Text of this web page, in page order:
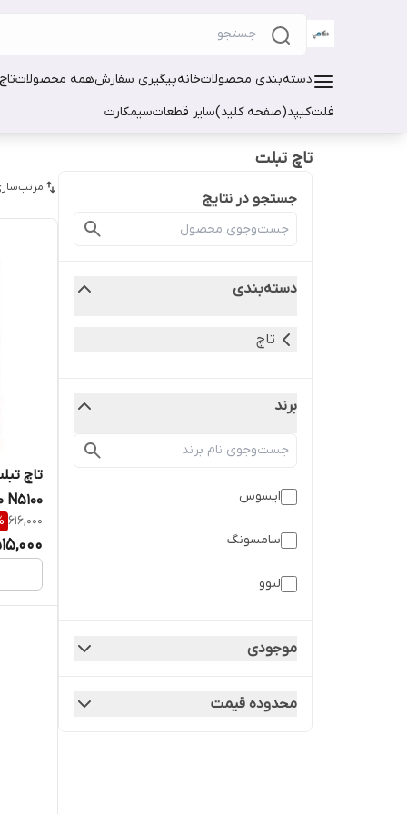
دسته‌بندی محصولاتخانهپیگیری سفارشهمه محصولاتتاچ
فلتکیپد(صفحه کلید)سایر قطعاتسیمکارت
تاچ تبلت
جستجو در نتایج
دسته‌بندی
تاچ
برند
ایسوس
سامسونگ
لنوو
موجودی
محدوده قیمت
616,000